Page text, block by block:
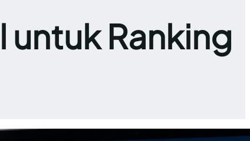
untuk Ranking